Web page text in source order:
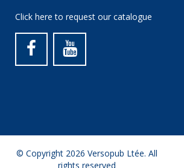
Click here to request our catalogue
© Copyright 2026 Versopub Ltée. All
rights reserved